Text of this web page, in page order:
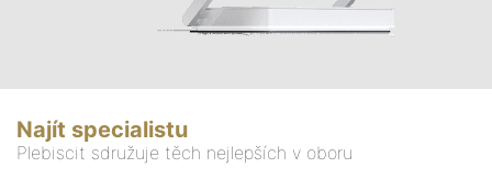
Najít specialistu
Plebiscit sdružuje těch nejlepších v oboru